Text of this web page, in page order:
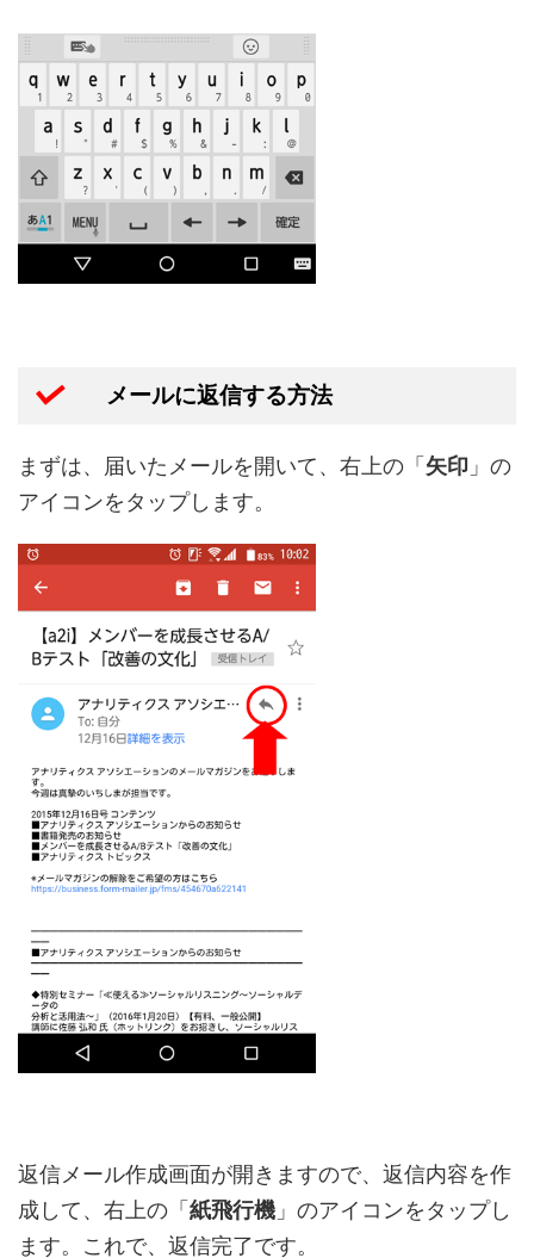
メールに返信する方法
まずは、届いたメールを開いて、右上の「 矢印 」の
アイコンをタップします。
返信メール作成画面が開きますので、返信内容を作
成して、右上の「 紙飛行機 」のアイコンをタップし
ます。これで、返信完了です。